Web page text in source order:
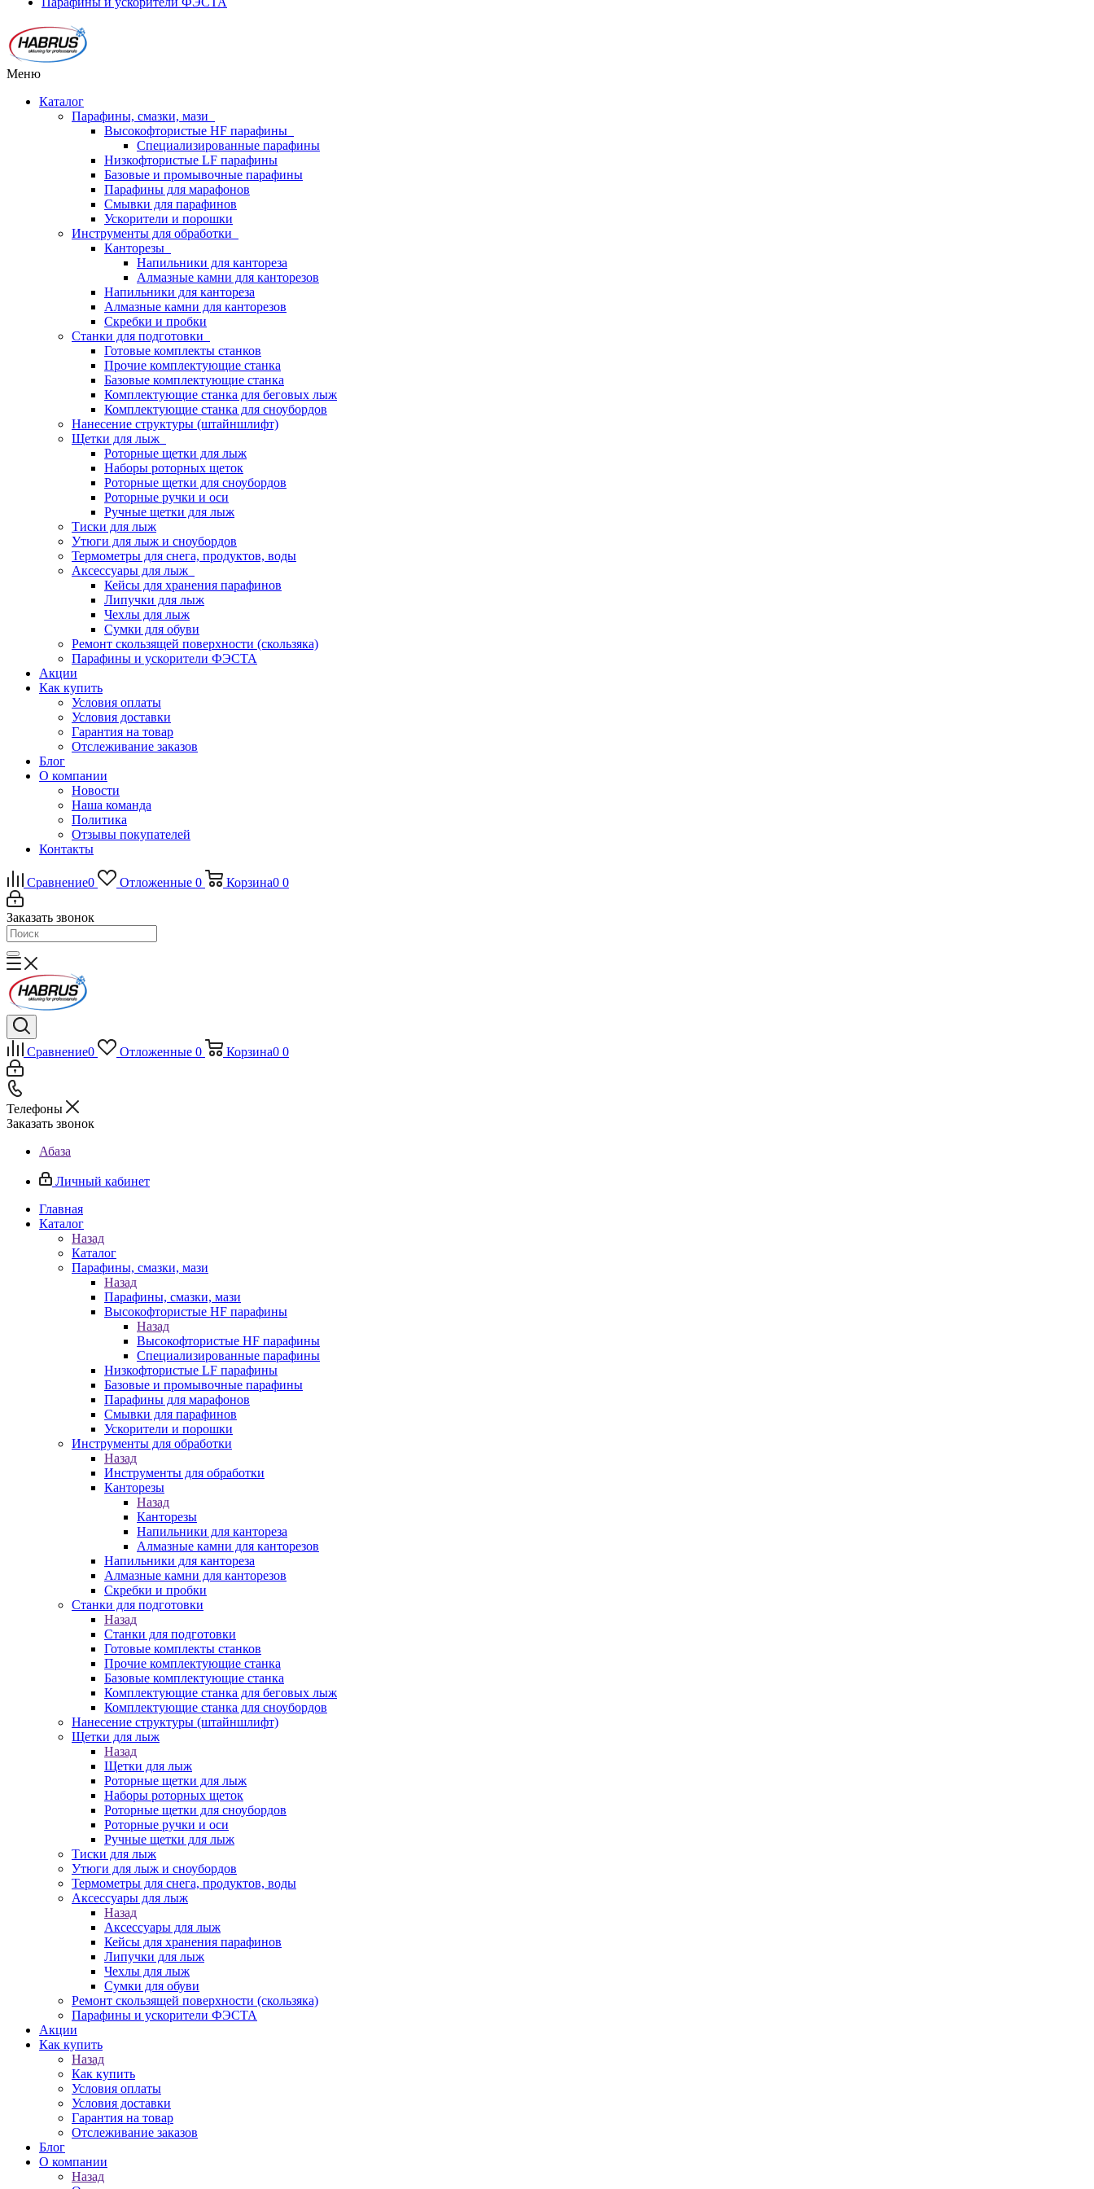
Меню
Каталог
Парафины, смазки, мази
Высокофтористые HF парафины
Специализированные парафины
Низкофтористые LF парафины
Базовые и промывочные парафины
Парафины для марафонов
Смывки для парафинов
Ускорители и порошки
Инструменты для обработки
Канторезы
Напильники для кантореза
Алмазные камни для канторезов
Напильники для кантореза
Алмазные камни для канторезов
Скребки и пробки
Станки для подготовки
Готовые комплекты станков
Прочие комплектующие станка
Базовые комплектующие станка
Комплектующие станка для беговых лыж
Комплектующие станка для сноубордов
Нанесение структуры (штайншлифт)
Щетки для лыж
Роторные щетки для лыж
Наборы роторных щеток
Роторные щетки для сноубордов
Роторные ручки и оси
Ручные щетки для лыж
Тиски для лыж
Утюги для лыж и сноубордов
Термометры для снега, продуктов, воды
Аксессуары для лыж
Кейсы для хранения парафинов
Липучки для лыж
Чехлы для лыж
Сумки для обуви
Ремонт скользящей поверхности (скользяка)
Парафины и ускорители ФЭСТА
Акции
Как купить
Условия оплаты
Условия доставки
Гарантия на товар
Отслеживание заказов
Блог
О компании
Новости
Наша команда
Политика
Отзывы покупателей
Контакты
Сравнение0 Отложенные 0 Корзина0 0
Заказать звонок
Сравнение0 Отложенные 0 Корзина0 0
Телефоны
Заказать звонок
Абаза
Личный кабинет
Главная
Каталог
Назад
Каталог
Парафины, смазки, мази
Назад
Парафины, смазки, мази
Высокофтористые HF парафины
Назад
Высокофтористые HF парафины
Специализированные парафины
Низкофтористые LF парафины
Базовые и промывочные парафины
Парафины для марафонов
Смывки для парафинов
Ускорители и порошки
Инструменты для обработки
Назад
Инструменты для обработки
Канторезы
Назад
Канторезы
Напильники для кантореза
Алмазные камни для канторезов
Напильники для кантореза
Алмазные камни для канторезов
Скребки и пробки
Станки для подготовки
Назад
Станки для подготовки
Готовые комплекты станков
Прочие комплектующие станка
Базовые комплектующие станка
Комплектующие станка для беговых лыж
Комплектующие станка для сноубордов
Нанесение структуры (штайншлифт)
Щетки для лыж
Назад
Щетки для лыж
Роторные щетки для лыж
Наборы роторных щеток
Роторные щетки для сноубордов
Роторные ручки и оси
Ручные щетки для лыж
Тиски для лыж
Утюги для лыж и сноубордов
Термометры для снега, продуктов, воды
Аксессуары для лыж
Назад
Аксессуары для лыж
Кейсы для хранения парафинов
Липучки для лыж
Чехлы для лыж
Сумки для обуви
Ремонт скользящей поверхности (скользяка)
Парафины и ускорители ФЭСТА
Акции
Как купить
Назад
Как купить
Условия оплаты
Условия доставки
Гарантия на товар
Отслеживание заказов
Блог
О компании
Назад